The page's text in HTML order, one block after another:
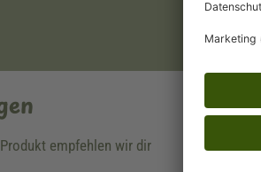
empfehlen wir dir